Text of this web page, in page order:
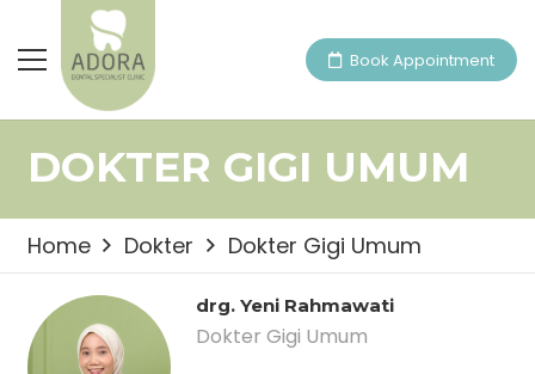
Book Appointment
DOKTER GIGI UMUM
Home Dokter Dokter Gigi Umum
drg. Yeni Rahmawati
Dokter Gigi Umum